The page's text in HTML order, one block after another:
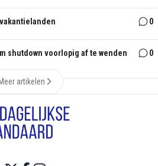
0
shutdown voorlopig af te wenden 0
Meer artikelen